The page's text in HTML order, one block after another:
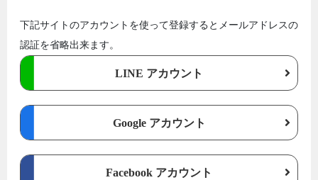
下記サイトのアカウントを使って登録するとメールアドレスの
認証を省略出来ます。
LINE アカウント
Google アカウント
Facebook アカウント